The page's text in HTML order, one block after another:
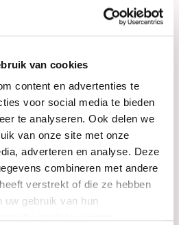
van cookies
content en advertenties te
voor social media te bieden
te analyseren. Ook delen we
van onze site met onze
adverteren en analyse. Deze
combineren met andere
verstrekt of die ze hebben
gebruik van hun